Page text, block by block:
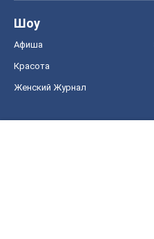
Шоу
Афиша
Красота
Женский Журнал